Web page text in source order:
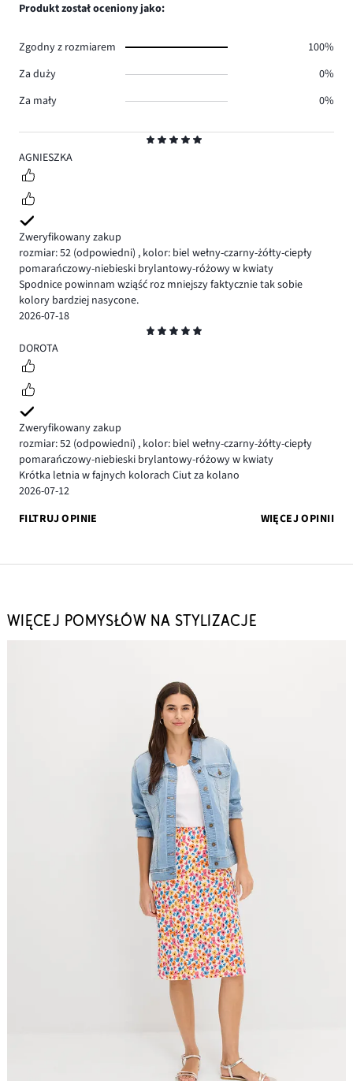
5
AGNIESZKA
Zweryfikowany zakup
rozmiar: 52 (odpowiedni) , kolor: biel wełny-czarny-żółty-ciepły
pomarańczowy-niebieski brylantowy-różowy w kwiaty
Spodnice powinnam wziąść roz mniejszy faktycznie tak sobie
kolory bardziej nasycone.
2026-07-18
5
DOROTA
Zweryfikowany zakup
rozmiar: 52 (odpowiedni) , kolor: biel wełny-czarny-żółty-ciepły
pomarańczowy-niebieski brylantowy-różowy w kwiaty
Krótka letnia w fajnych kolorach Ciut za kolano
2026-07-12
FILTRUJ OPINIE
WIĘCEJ OPINII
Produkt został oceniony jako:
Zgodny z rozmiarem
100%
Za duży
0%
Za mały
0%
WIĘCEJ POMYSŁÓW NA STYLIZACJE